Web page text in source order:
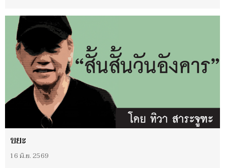
ขยะ
16 มิ.ย. 2569